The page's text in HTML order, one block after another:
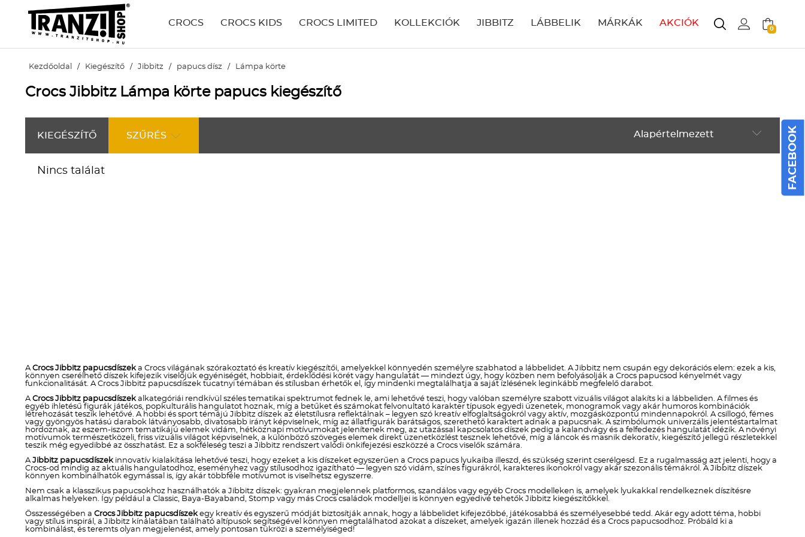
CROCS CROCS KIDS CROCS LIMITED KOLLEKCIÓK JIBBITZ LÁBBELIK MÁRKÁK AKCIÓK
0
Kezdőoldal / Kiegészítő / Jibbitz / papucs dísz / Lámpa körte
Crocs Jibbitz Lámpa körte papucs kiegészítő
KIEGÉSZÍTŐ SZŰRÉS Alapértelmezett
Alapértelmezett
Nyári új termékek előre
Nincs találat
ACrocs Jibbitz papucsdíszeka Crocs világának szórakoztató és kreatív kiegészítői, amelyekkel könnyedén személyre szabhatod a lábbelidet. A Jibbitz nem csupán egy dekorációs elem: ezek a kis,
könnyen cserélhető díszek kifejezik viselőjük egyéniségét, hobbiait, érdeklődési körét vagy hangulatát — mindezt úgy, hogy közben nem befolyásolják a Crocs papucsod kényelmét vagy
funkcionalitását. A Crocs Jibbitz papucsdíszek tucatnyi témában és stílusban érhetők el, így mindenki megtalálhatja a saját ízlésének leginkább megfelelő darabot.
ACrocs Jibbitz papucsdíszekalkategóriái rendkívül széles tematikai spektrumot fednek le, ami lehetővé teszi, hogy valóban személyre szabott vizuális világot alakíts ki a lábbeliden. A filmes és
egyéb ihletésű figurák játékos, popkulturális hangulatot hoznak, míg a betűket és számokat felvonultató karakter típusok egyedi üzenetek, monogramok vagy akár humoros kombinációk
létrehozását teszik lehetővé. A hobbi és sport témájú Jibbitz díszek az életstílusra reflektálnak – legyen szó kreatív elfoglaltságokról vagy aktív, mozgásközpontú mindennapokról. A csillogó, fémes
vagy gyöngyös hatású darabok látványosabb, divatosabb irányt képviselnek, míg az állatfigurák barátságos, szerethető karaktert adnak a papucsnak. A szimbólumok univerzális jelentéstartalmat
hordoznak, az eszem-iszom tematikájú elemek vidám, hétköznapi motívumokat jelenítenek meg, az utazással kapcsolatos díszek pedig a kalandvágy és a felfedezés hangulatát idézik. A növényi
motívumok természetközeli, friss vizuális világot képviselnek, a különböző szöveges elemek direkt üzenetközlést tesznek lehetővé, míg a láncok és masnik dekoratív, kiegészítő jellegű részletekkel
teszik még egyedibbé az összhatást. Ez a sokféleség teszi a Jibbitz rendszert valódi önkifejezési eszközzé a Crocs viselők számára.
AJibbitz papucsdíszekinnovatív kialakítása lehetővé teszi, hogy ezeket a kis díszeket egyszerűen a Crocs papucs lyukaiba illeszd, és szükség szerint cserélgesd. Ez a rugalmasság azt jelenti, hogy a
Crocs-od mindig az aktuális hangulatodhoz, eseményhez vagy stílusodhoz igazítható — legyen szó vidám, színes figurákról, karakteres ikonokról vagy akár szezonális témákról. A Jibbitz díszek
könnyen kombinálhatók egymással is, így akár többféle motívumot is viselhetsz egyszerre.
Nem csak a klasszikus papucsokhoz használhatók a Jibbitz díszek: gyakran megjelennek platformos, szandálos vagy egyéb Crocs modelleken is, amelyek lyukakkal rendelkeznek díszítésre
alkalmas helyeken. Így például a Classic, Baya-Bayaband, Stomp vagy más Crocs családok modelljei is könnyen egyedivé tehetők Jibbitz kiegészítőkkel.
Összességében a Crocs Jibbitz papucsdíszekegy kreatív és egyszerű módját biztosítják annak, hogy a lábbelidet kifejezőbbé, játékosabbá és személyesebbé tedd. Akár egy adott téma, hobbi
vagy stílus inspirál, a Jibbitz kínálatában található altípusok segítségével könnyen megtalálhatod azokat a díszeket, amelyek igazán illenek hozzád és a Crocs papucsodhoz. Próbáld ki a
kombinálást, és teremts olyan megjelenést, amely pontosan tükrözi a személyiséged!
FACEBOOK